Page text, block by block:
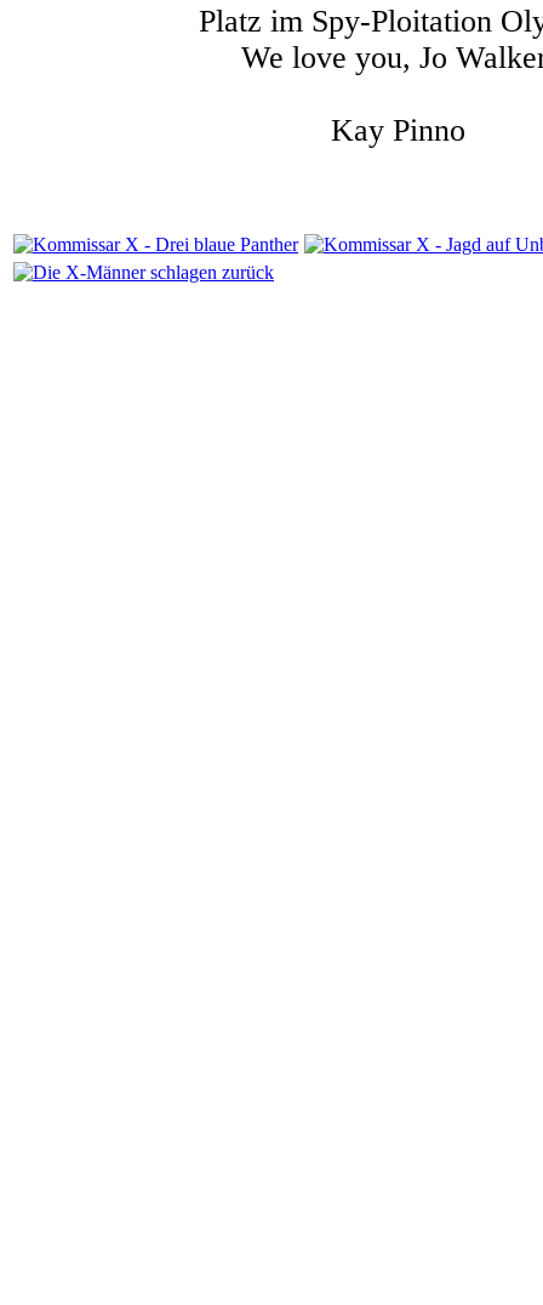
Platz im Spy-Ploitation
We love you, Jo
Kay Pinno